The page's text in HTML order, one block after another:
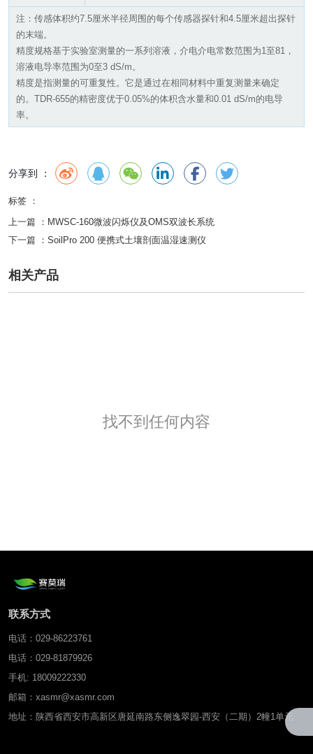
注：传感体积约7.5厘米半径周围的每个传感器探针和4.5厘米超出探针
的末端。
精度规格基于实验室测量的一系列溶液，介电介电常数范围为1至81，
溶液电导率范围为0至3 dS/m。
精度是指测量的可重复性。它是通过在相同材料中重复测量来确定
的。TDR-655的精密度优于0.05%的体积含水量和0.01 dS/m的电导
率。
分享到 ：
标签 ：
上一篇 ： MWSC-160微波闪烁仪及OMS双波长系统
下一篇 ： SoilPro 200 便携式土壤剖面温湿速测仪
相关产品
找不到任何内容
联系方式
电话：029-86223761
电话：029-81879926
手机: 18009222330
邮箱：xasmr@xasmr.com
地址：陕西省西安市高新区唐延南路东侧逸翠园-西安（二期）2幢1单元